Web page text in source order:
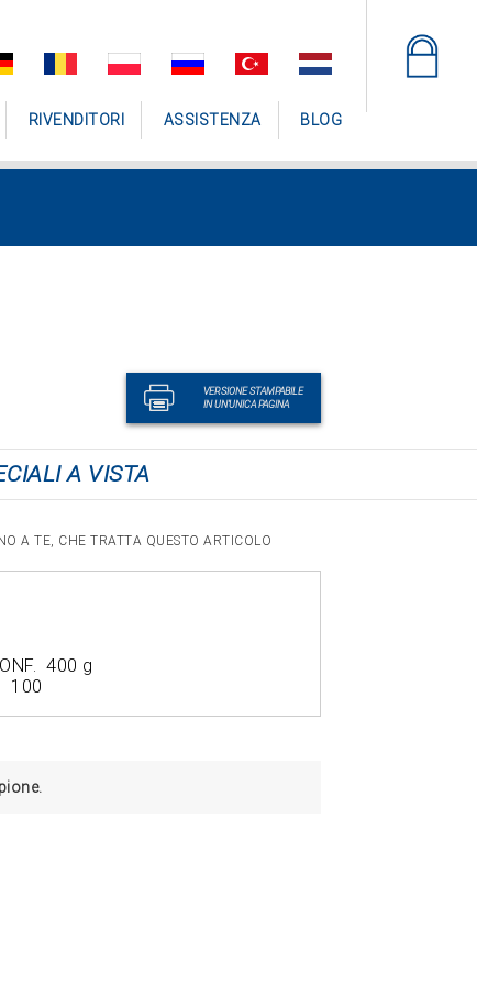
RIVENDITORI ASSISTENZA BLOG
VERSIONE STAMPABILE
IN UN'UNICA PAGINA
A VISTA
A TE, CHE TRATTA QUESTO ARTICOLO
400 g
100